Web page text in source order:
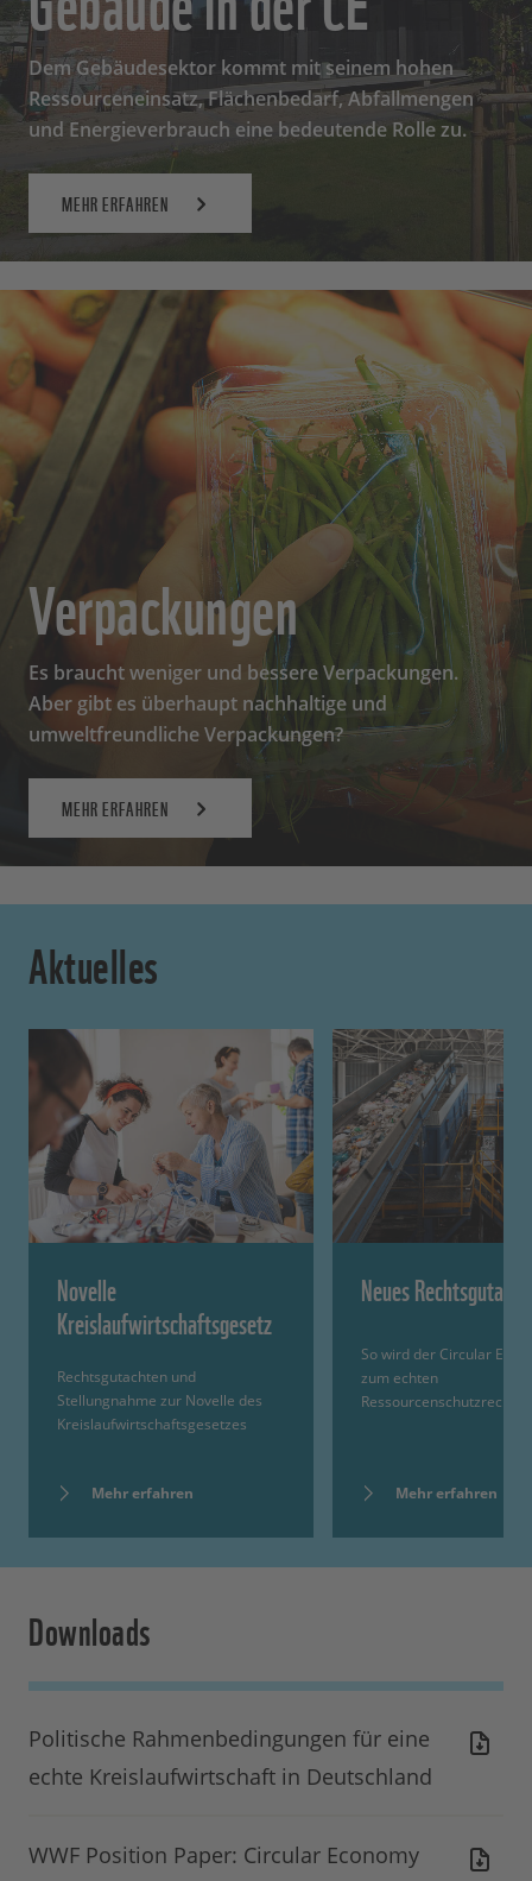
Dem Gebäudesektor kommt mit seinem hohen
Ressourceneinsatz, Flächenbedarf, Abfallmengen
und Energieverbrauch eine bedeutende Rolle zu.
MEHR ERFAHREN
Verpackungen
Es braucht weniger und bessere Verpackungen.
Aber gibt es überhaupt nachhaltige und
umweltfreundliche Verpackungen?
MEHR ERFAHREN
Aktuelles
Novelle
Kreislaufwirtschaftsgesetz
Rechtsgutachten und
Stellungnahme zur Novelle des
Kreislaufwirtschaftsgesetzes
Mehr erfahren
Neues
So wird der Circular
zum echten
Ressourcenschutzrecht
Mehr erfahren
Downloads
Politische Rahmenbedingungen für eine
echte Kreislaufwirtschaft in Deutschland
WWF Position Paper: Circular Economy